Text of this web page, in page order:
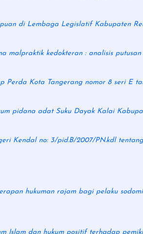
di Lembaga Legislatif Kabupaten
malpraktik kedokteran : analisis
Perda Kota Tangerang nomor 8 seri E
pidana adat Suku Dayak Kalai
Kendal no: 3/pid.B/2007/PN.kdl
hukuman rajam bagi pelaku
Islam dan hukum positif terhadap